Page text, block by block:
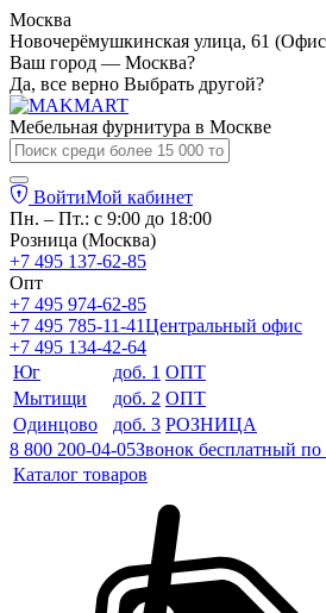
Москва
Новочерёмушкинская улица, 61
Ваш город — Москва?
Да, все верно Выбрать другой?
Мебельная фурнитура в Москве
ВойтиМой кабинет
Пн. – Пт.: с 9:00 до 18:00
Розница (Москва)
+7 495 137-62-85
Опт
+7 495 974-62-85
+7 495 785-11-41Центральный офис
+7 495 134-42-64
Юг
доб. 1 ОПТ
Мытищи
доб. 2 ОПТ
Одинцово
доб. 3 РОЗНИЦА
8 800 200-04-05Звонок бесплатный по
Каталог товаров